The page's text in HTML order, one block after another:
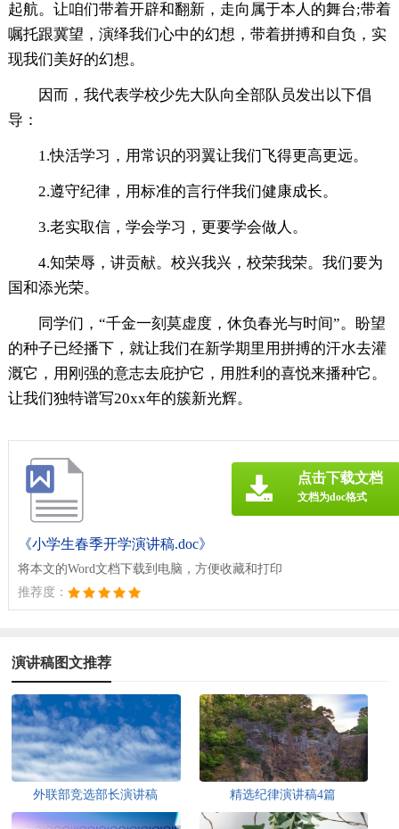
起航。让咱们带着开辟和翻新，走向属于本人的舞台;带着
嘱托跟冀望，演绎我们心中的幻想，带着拼搏和自负，实
现我们美好的幻想。
因而，我代表学校少先大队向全部队员发出以下倡
导：
1.快活学习，用常识的羽翼让我们飞得更高更远。
2.遵守纪律，用标准的言行伴我们健康成长。
3.老实取信，学会学习，更要学会做人。
4.知荣辱，讲贡献。校兴我兴，校荣我荣。我们要为
国和添光荣。
同学们，“千金一刻莫虚度，休负春光与时间”。盼望
的种子已经播下，就让我们在新学期里用拼搏的汗水去灌
溉它，用刚强的意志去庇护它，用胜利的喜悦来播种它。
让我们独特谱写20xx年的簇新光辉。
《小学生春季开学演讲稿.doc》
将本文的Word文档下载到电脑，方便收藏和打印
推荐度：
点击下载文档
文档为doc格式
演讲稿图文推荐
外联部竞选部长演讲稿 精选纪律演讲稿4篇